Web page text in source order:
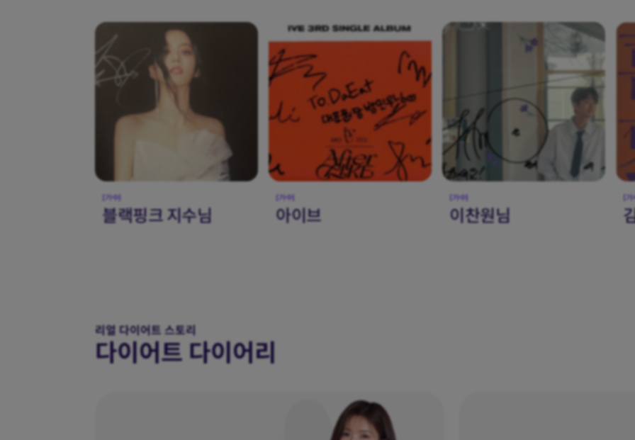
[가수]
아이브
[가수]
이찬원님
[가수]
김희재님
[
리얼 다이어트 스토리
다이어트 다이어리